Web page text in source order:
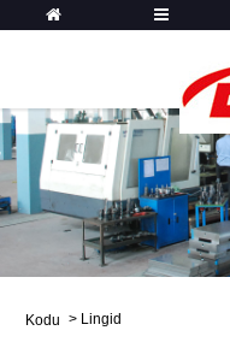
Kodu > Lingid